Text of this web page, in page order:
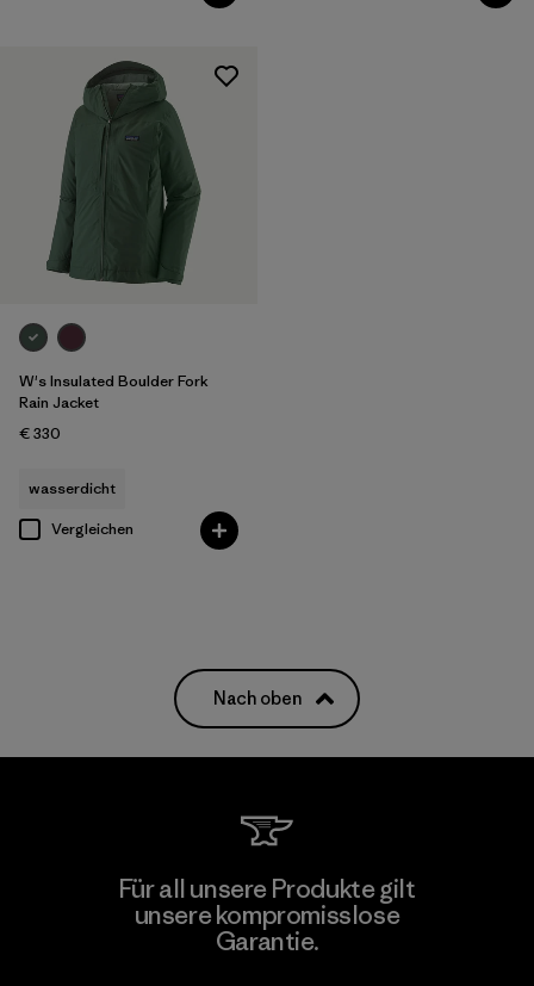
W's Insulated Boulder Fork
Rain Jacket
€ 330
wasserdicht
Vergleichen
Nach oben
Für all unsere Produkte gilt
unsere kompromisslose
Garantie.